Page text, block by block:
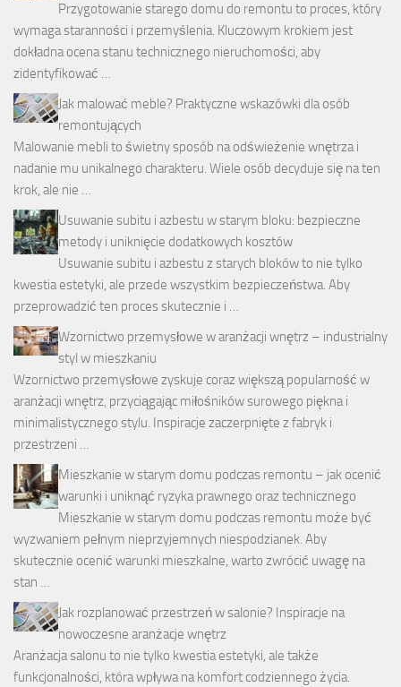
Przygotowanie starego domu do remontu to proces, który
wymaga staranności i przemyślenia. Kluczowym krokiem jest
dokładna ocena stanu technicznego nieruchomości, aby
zidentyfikować …
Jak malować meble? Praktyczne wskazówki dla osób
remontujących
Malowanie mebli to świetny sposób na odświeżenie wnętrza i
nadanie mu unikalnego charakteru. Wiele osób decyduje się na ten
krok, ale nie …
Usuwanie subitu i azbestu w starym bloku: bezpieczne
metody i uniknięcie dodatkowych kosztów
Usuwanie subitu i azbestu z starych bloków to nie tylko
kwestia estetyki, ale przede wszystkim bezpieczeństwa. Aby
przeprowadzić ten proces skutecznie i …
Wzornictwo przemysłowe w aranżacji wnętrz – industrialny
styl w mieszkaniu
Wzornictwo przemysłowe zyskuje coraz większą popularność w
aranżacji wnętrz, przyciągając miłośników surowego piękna i
minimalistycznego stylu. Inspiracje zaczerpnięte z fabryk i
przestrzeni …
Mieszkanie w starym domu podczas remontu – jak ocenić
warunki i uniknąć ryzyka prawnego oraz technicznego
Mieszkanie w starym domu podczas remontu może być
wyzwaniem pełnym nieprzyjemnych niespodzianek. Aby
skutecznie ocenić warunki mieszkalne, warto zwrócić uwagę na
stan …
Jak rozplanować przestrzeń w salonie? Inspiracje na
nowoczesne aranżacje wnętrz
Aranżacja salonu to nie tylko kwestia estetyki, ale także
funkcjonalności, która wpływa na komfort codziennego życia.